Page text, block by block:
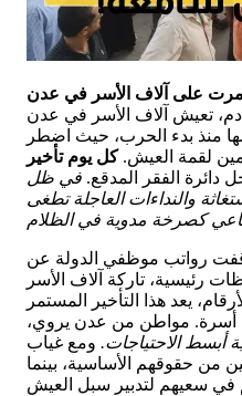
يوماً كاملة مرت على آلاف الأسر في عدن
تعيش آلاف الأسر في عدن
منذ بدء الحرب، حيث اضطر
لقمة العيش.كل يوم تأخير
دائرة الفقر المدقع. في ظل
والنداءات العاجلة تطغى
رواتب موظفي الدولة عن
رئيسية، تاركة آلاف الأسر
يعد هذا التأخير المستمر
أسرة. مواطن من عدن يروي،
أبسط الاحتياجات. ومع غياب
من حقوقهم الأساسية، بينما